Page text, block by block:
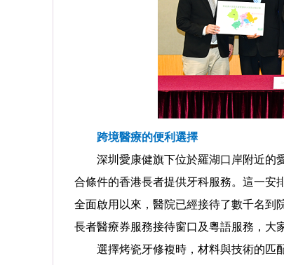
跨境醫療的便利選擇
深圳愛康健旗下位於羅湖口岸附近的愛
合條件的香港長者提供牙科服務。這一安
全面啟用以來，醫院已經接待了數千名到
長者醫療券服務接待窗口及粵語服務，大
選擇烤瓷牙修複時，材料與技術的匹配